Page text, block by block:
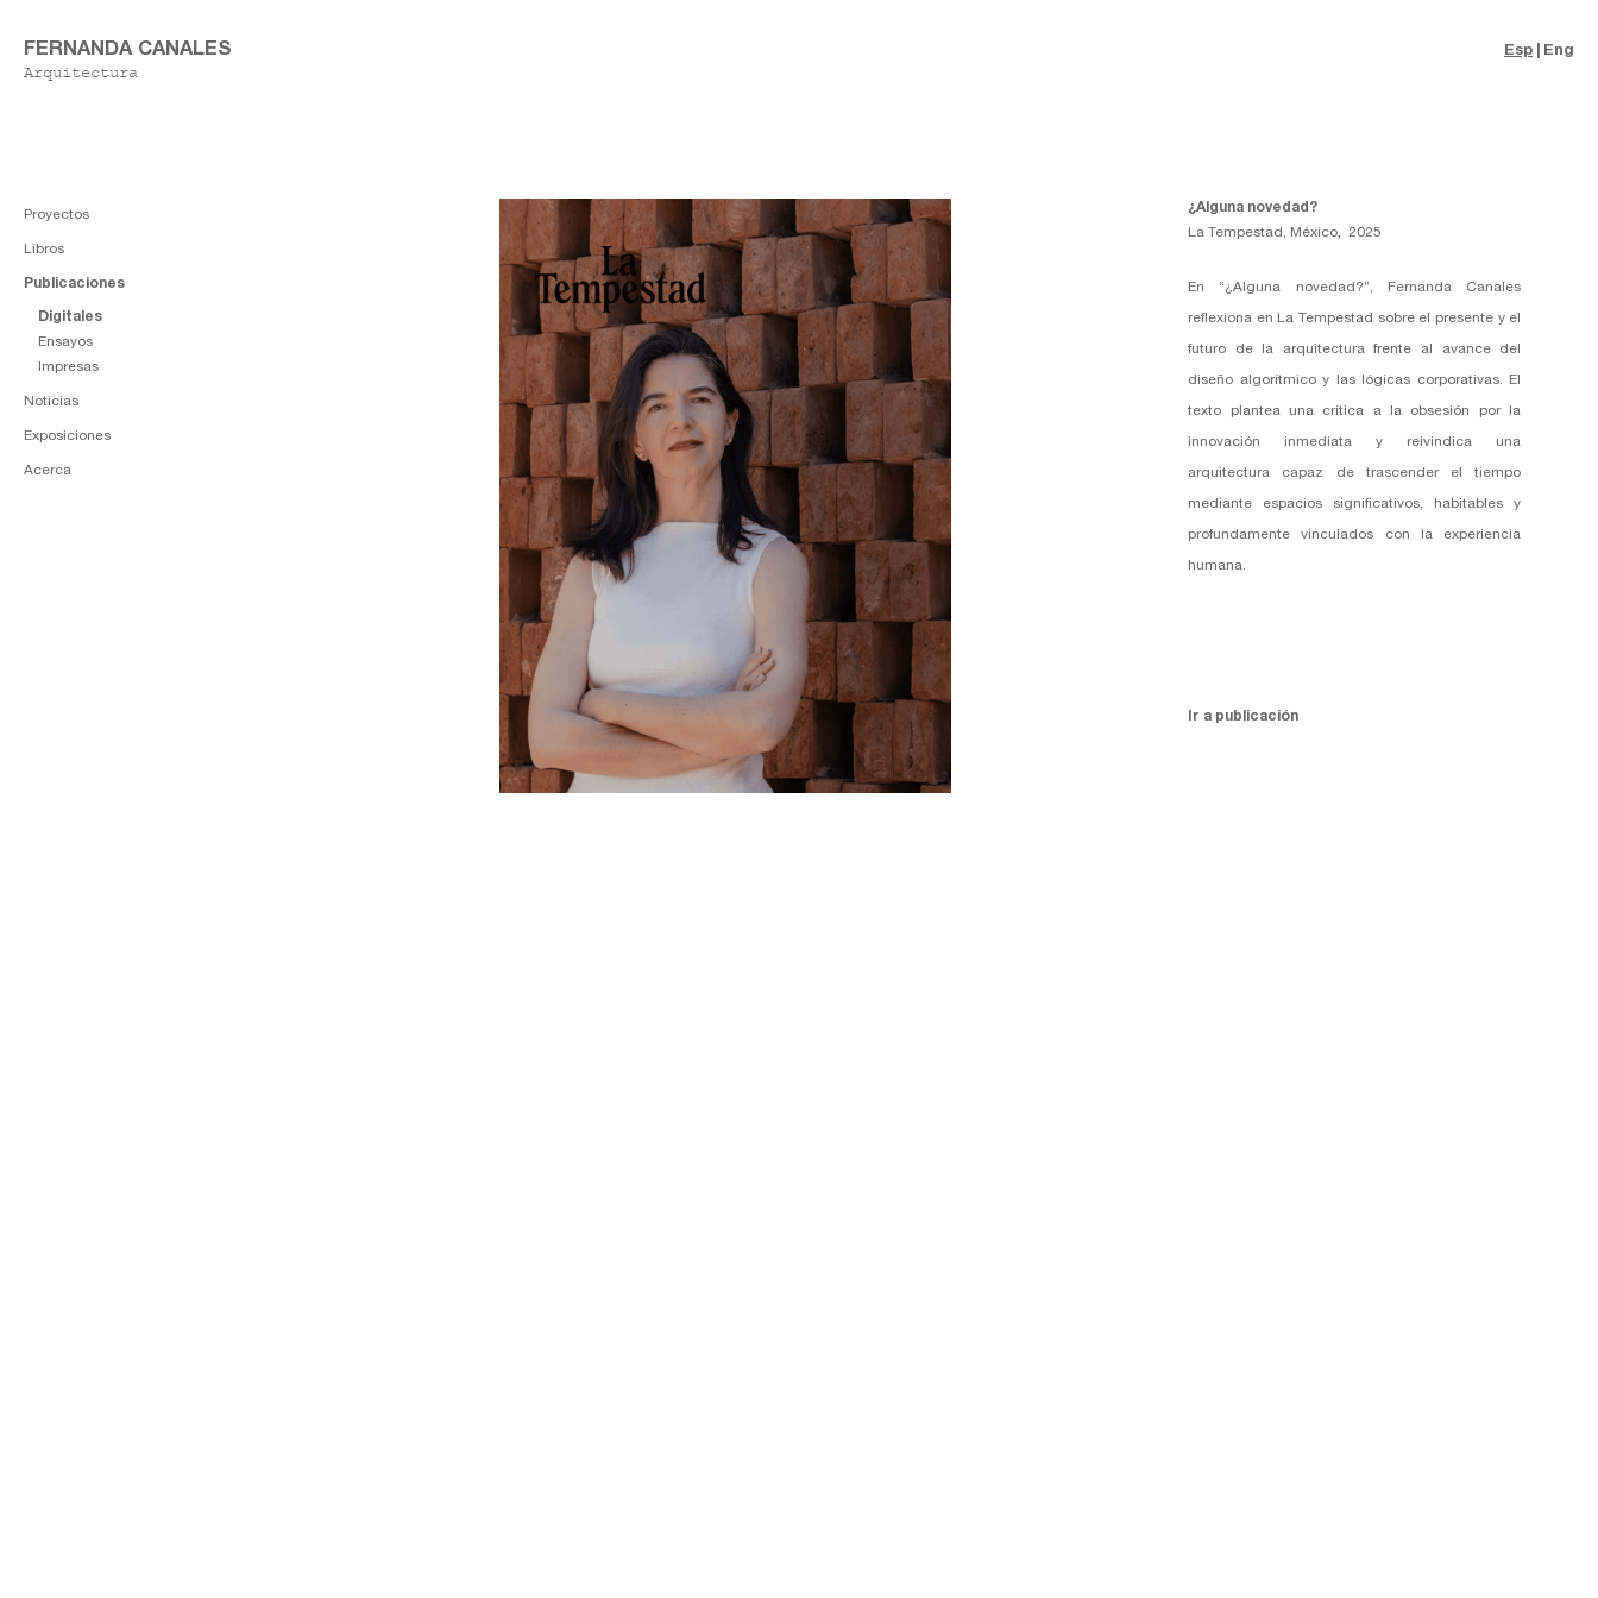
FERNANDA CANALES
Arquitectura
Esp Eng
Proyectos
Libros
Publicaciones
Digitales
Ensayos
Impresas
Noticias
Exposiciones
Acerca
¿Alguna novedad?
La Tempestad, México
2025
En “¿Alguna novedad?”, Fernanda Canales
reflexiona en La Tempestad sobre el presente y el
futuro de la arquitectura frente al avance del
diseño algorítmico y las lógicas corporativas. El
texto plantea una crítica a la obsesión por la
innovación inmediata y reivindica una
arquitectura capaz de trascender el tiempo
mediante espacios significativos, habitables y
profundamente vinculados con la experiencia
humana.
Ir a publicación